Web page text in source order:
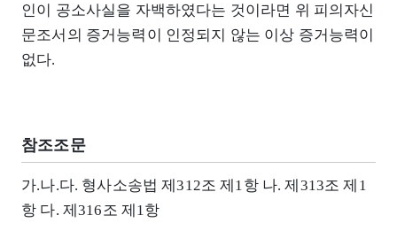
인이 공소사실을 자백하였다는 것이라면 위 피의자신
문조서의 증거능력이 인정되지 않는 이상 증거능력이
없다.
참조조문
가.나.다. 형사소송법 제312조 제1항 나. 제313조 제1
항 다. 제316조 제1항